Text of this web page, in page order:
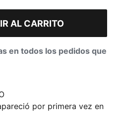
AL CARRITO
en todos los pedidos que
por primera vez en